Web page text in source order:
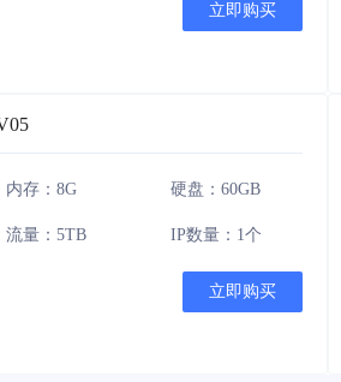
立即购买
内存：8G 硬盘：60GB
流量：5TB IP数量：1个
立即购买